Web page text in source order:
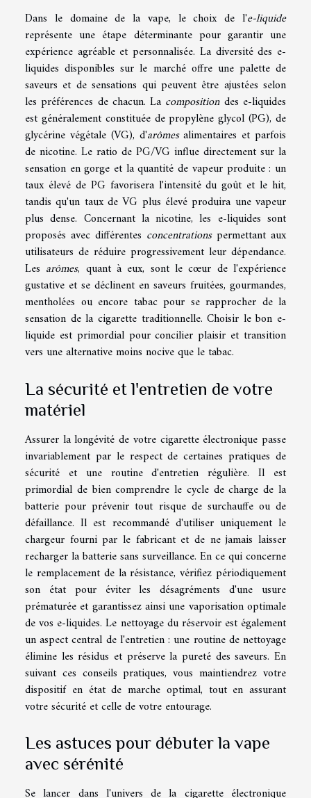
Dans le domaine de la vape, le choix de l'e-liquide
représente une étape déterminante pour garantir une
expérience agréable et personnalisée. La diversité des e-
liquides disponibles sur le marché offre une palette de
saveurs et de sensations qui peuvent être ajustées selon
les préférences de chacun. La compositiondes e-liquides
est généralement constituée de propylène glycol (PG), de
glycérine végétale (VG), d'arômesalimentaires et parfois
de nicotine. Le ratio de PG/VG influe directement sur la
sensation en gorge et la quantité de vapeur produite : un
taux élevé de PG favorisera l'intensité du goût et le hit,
tandis qu'un taux de VG plus élevé produira une vapeur
plus dense. Concernant la nicotine, les e-liquides sont
proposés avec différentes concentrationspermettant aux
utilisateurs de réduire progressivement leur dépendance.
Les arômes, quant à eux, sont le cœur de l'expérience
gustative et se déclinent en saveurs fruitées, gourmandes,
mentholées ou encore tabac pour se rapprocher de la
sensation de la cigarette traditionnelle. Choisir le bon e-
liquide est primordial pour concilier plaisir et transition
vers une alternative moins nocive que le tabac.
La sécurité et l'entretien de votre
matériel
Assurer la longévité de votre cigarette électronique passe
invariablement par le respect de certaines pratiques de
sécurité et une routine d'entretien régulière. Il est
primordial de bien comprendre le cycle de charge de la
batterie pour prévenir tout risque de surchauffe ou de
défaillance. Il est recommandé d'utiliser uniquement le
chargeur fourni par le fabricant et de ne jamais laisser
recharger la batterie sans surveillance. En ce qui concerne
le remplacement de la résistance, vérifiez périodiquement
son état pour éviter les désagréments d'une usure
prématurée et garantissez ainsi une vaporisation optimale
de vos e-liquides. Le nettoyage du réservoir est également
un aspect central de l'entretien : une routine de nettoyage
élimine les résidus et préserve la pureté des saveurs. En
suivant ces conseils pratiques, vous maintiendrez votre
dispositif en état de marche optimal, tout en assurant
votre sécurité et celle de votre entourage.
Les astuces pour débuter la vape
avec sérénité
Se lancer dans l'univers de la cigarette électronique